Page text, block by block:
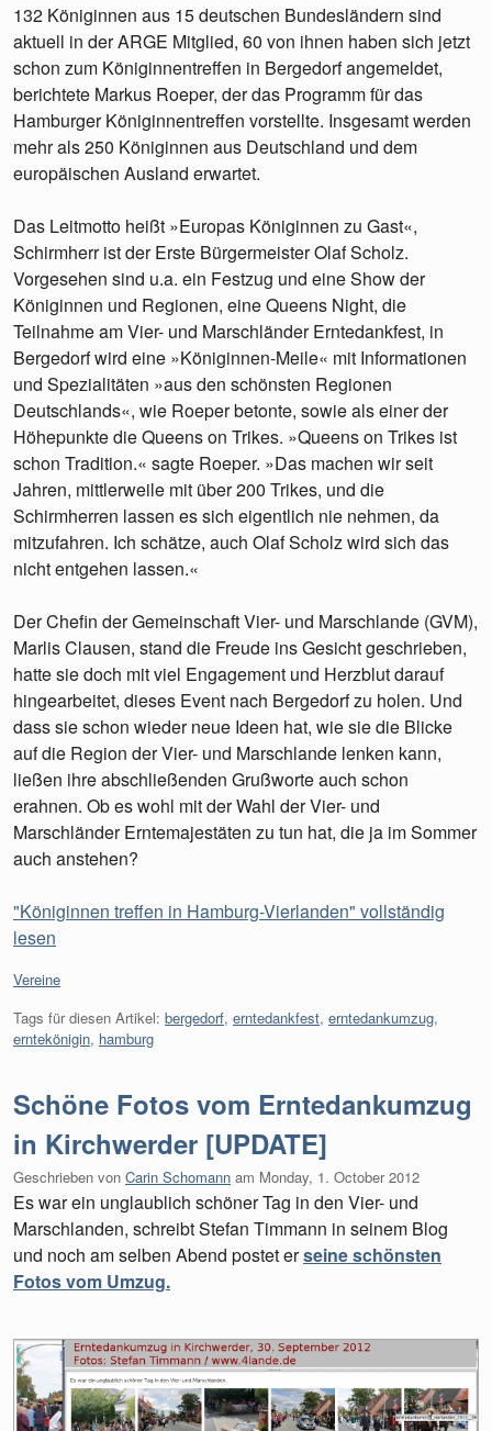
132 Königinnen aus 15 deutschen Bundesländern sind
aktuell in der ARGE Mitglied, 60 von ihnen haben sich jetzt
schon zum Königinnentreffen in Bergedorf angemeldet,
berichtete Markus Roeper, der das Programm für das
Hamburger Königinnentreffen vorstellte. Insgesamt werden
mehr als 250 Königinnen aus Deutschland und dem
europäischen Ausland erwartet.
Das Leitmotto heißt »Europas Königinnen zu Gast«,
Schirmherr ist der Erste Bürgermeister Olaf Scholz.
Vorgesehen sind u.a. ein Festzug und eine Show der
Königinnen und Regionen, eine Queens Night, die
Teilnahme am Vier- und Marschländer Erntedankfest, in
Bergedorf wird eine »Königinnen-Meile« mit Informationen
und Spezialitäten »aus den schönsten Regionen
Deutschlands«, wie Roeper betonte, sowie als einer der
Höhepunkte die Queens on Trikes. »Queens on Trikes ist
schon Tradition.« sagte Roeper. »Das machen wir seit
Jahren, mittlerweile mit über 200 Trikes, und die
Schirmherren lassen es sich eigentlich nie nehmen, da
mitzufahren. Ich schätze, auch Olaf Scholz wird sich das
nicht entgehen lassen.«
Der Chefin der Gemeinschaft Vier- und Marschlande (GVM),
Marlis Clausen, stand die Freude ins Gesicht geschrieben,
hatte sie doch mit viel Engagement und Herzblut darauf
hingearbeitet, dieses Event nach Bergedorf zu holen. Und
dass sie schon wieder neue Ideen hat, wie sie die Blicke
auf die Region der Vier- und Marschlande lenken kann,
ließen ihre abschließenden Grußworte auch schon
erahnen. Ob es wohl mit der Wahl der Vier- und
Marschländer Erntemajestäten zu tun hat, die ja im Sommer
auch anstehen?
"Königinnen treffen in Hamburg-Vierlanden" vollständig
lesen
Kategorien:
Vereine
Tags für diesen Artikel: bergedorf, erntedankfest, erntedankumzug,
erntekönigin, hamburg
Schöne Fotos vom Erntedankumzug
in Kirchwerder [UPDATE]
Geschrieben von Carin Schomann am Monday, 1. October 2012
Es war ein unglaublich schöner Tag in den Vier- und
Marschlanden, schreibt Stefan Timmann in seinem Blog
und noch am selben Abend postet erseine schönsten
Fotos vom Umzug.